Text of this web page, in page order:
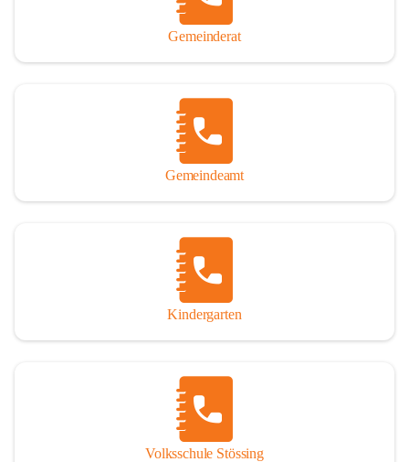
Gemeinderat
Gemeindeamt
Kindergarten
Volksschule Stössing